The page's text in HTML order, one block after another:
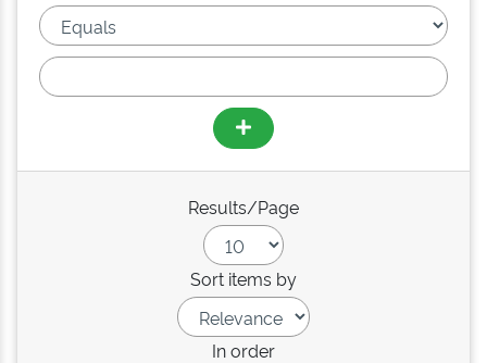
Results/Page
Sort items by
In order